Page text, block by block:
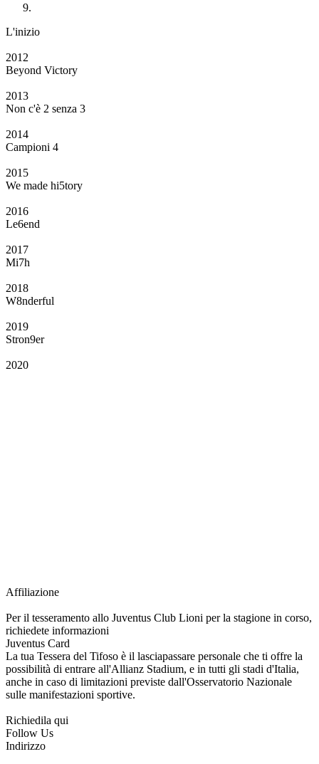
L'inizio
2012
Beyond Victory
2013
Non c'è 2 senza 3
2014
Campioni 4
2015
We made hi5tory
2016
Le6end
2017
Mi7h
2018
W8nderful
2019
Stron9er
2020
Affiliazione
Per il tesseramento allo Juventus Club Lioni per la stagione in corso,
richiedete informazioni
Juventus Card
La tua Tessera del Tifoso è il lasciapassare personale che ti offre la
possibilità di entrare all'Allianz Stadium, e in tutti gli stadi d'Italia,
anche in caso di limitazioni previste dall'Osservatorio Nazionale
sulle manifestazioni sportive.
Richiedila qui
Follow Us
Indirizzo